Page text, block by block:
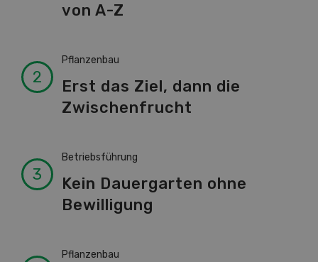
von A-Z
Pflanzenbau
Erst das Ziel, dann die
Zwischenfrucht
Betriebsführung
Kein Dauergarten ohne
Bewilligung
Pflanzenbau